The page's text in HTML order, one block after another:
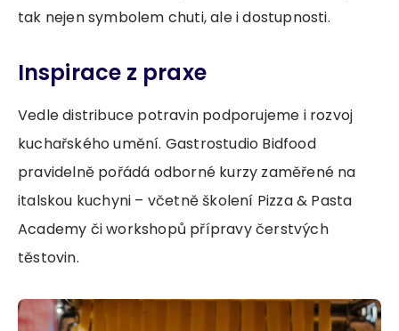
tak nejen symbolem chuti, ale i dostupnosti.
Inspirace z praxe
Vedle distribuce potravin podporujeme i rozvoj
kuchařského umění. Gastrostudio Bidfood
pravidelně pořádá odborné kurzy zaměřené na
italskou kuchyni – včetně školení Pizza & Pasta
Academy či workshopů přípravy čerstvých
těstovin.